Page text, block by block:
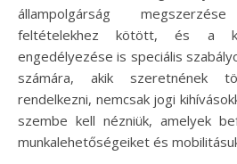
állampolgárság
feltételekhez kötött, és a
engedélyezése is speciális
számára, akik szeretnének
rendelkezni, nemcsak jogi
szembe kell nézniük, amelyek
munkalehetőségeiket és